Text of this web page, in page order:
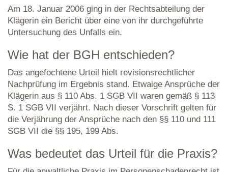
Am 18. Januar 2006 ging in der Rechtsabteilung der
Klägerin ein Bericht über eine von ihr durchgeführte
Untersuchung des Unfalls ein.
Wie hat der BGH entschieden?
Das angefochtene Urteil hielt revisionsrechtlicher
Nachprüfung im Ergebnis stand. Etwaige Ansprüche der
Klägerin aus § 110 Abs. 1 SGB VII waren gemäß § 113
S. 1 SGB VII verjährt. Nach dieser Vorschrift gelten für
die Verjährung der Ansprüche nach den §§ 110 und 111
SGB VII die §§ 195, 199 Abs.
Was bedeutet das Urteil für die Praxis?